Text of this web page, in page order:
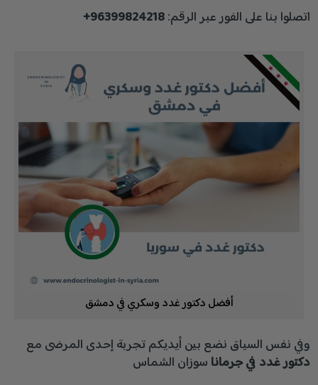
اتصلوا بنا على الفور عبر الرقم:96399824218+
أفضل دكتور غدد وسكري في دمشق
وفي نفس السياق نضع بين أيديكم تجربة إحدى المرضى مع
دكتور غدد في جرمانا سوزان الشماس